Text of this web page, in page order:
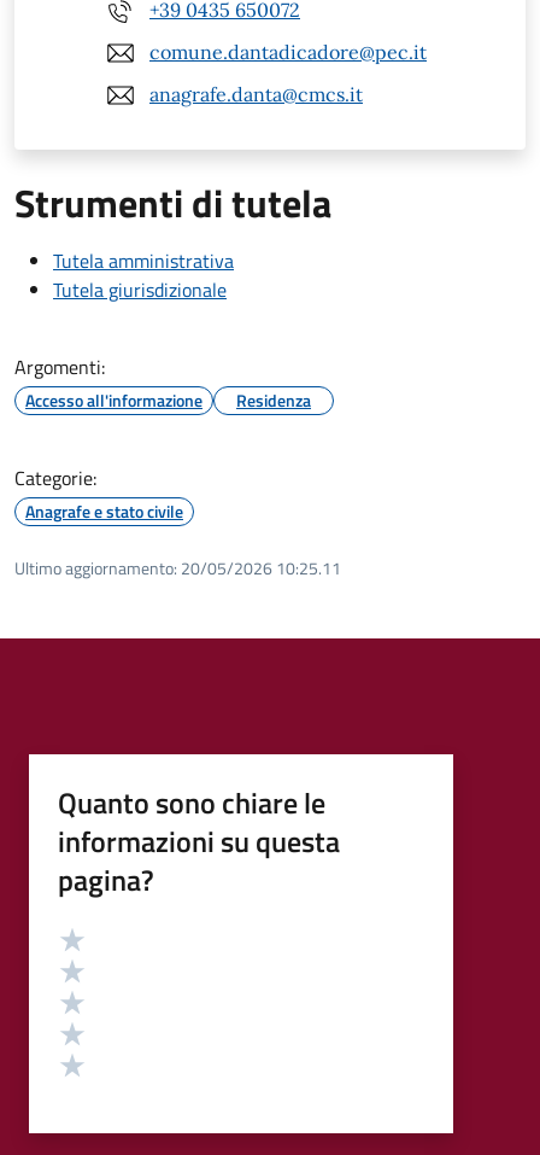
+39 0435 650072
comune.dantadicadore@pec.it
anagrafe.danta@cmcs.it
Strumenti di tutela
Tutela amministrativa
Tutela giurisdizionale
Argomenti:
Accesso all'informazione Residenza
Categorie:
Anagrafe e stato civile
Ultimo aggiornamento: 20/05/2026 10:25.11
Quanto sono chiare le
informazioni su questa
pagina?
Valutazione